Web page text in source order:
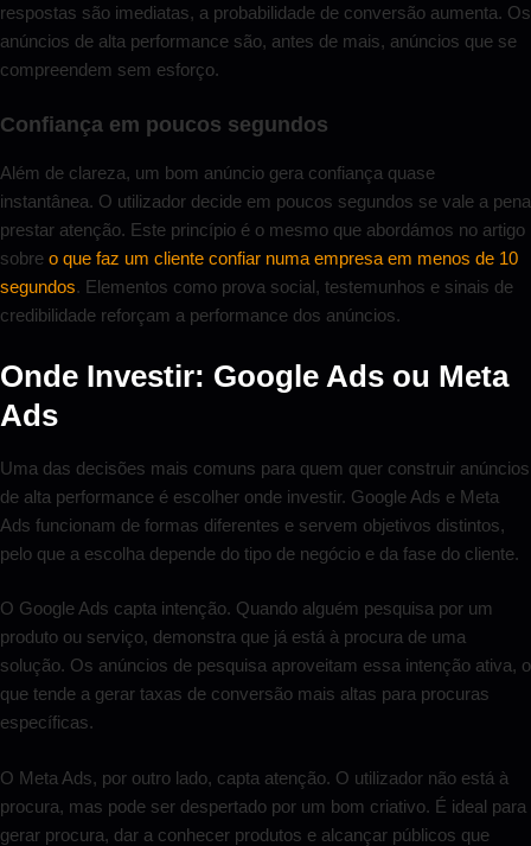
respostas são imediatas, a probabilidade de conversão aumenta. Os
anúncios de alta performance são, antes de mais, anúncios que se
compreendem sem esforço.
Confiança em poucos segundos
Além de clareza, um bom anúncio gera confiança quase
instantânea. O utilizador decide em poucos segundos se vale a pena
prestar atenção. Este princípio é o mesmo que abordámos no artigo
sobre o que faz um cliente confiar numa empresa em menos de 10
segundos. Elementos como prova social, testemunhos e sinais de
credibilidade reforçam a performance dos anúncios.
Onde Investir: Google Ads ou Meta
Ads
Uma das decisões mais comuns para quem quer construir anúncios
de alta performance é escolher onde investir. Google Ads e Meta
Ads funcionam de formas diferentes e servem objetivos distintos,
pelo que a escolha depende do tipo de negócio e da fase do cliente.
O Google Ads capta intenção. Quando alguém pesquisa por um
produto ou serviço, demonstra que já está à procura de uma
solução. Os anúncios de pesquisa aproveitam essa intenção ativa, o
que tende a gerar taxas de conversão mais altas para procuras
específicas.
O Meta Ads, por outro lado, capta atenção. O utilizador não está à
procura, mas pode ser despertado por um bom criativo. É ideal para
gerar procura, dar a conhecer produtos e alcançar públicos que